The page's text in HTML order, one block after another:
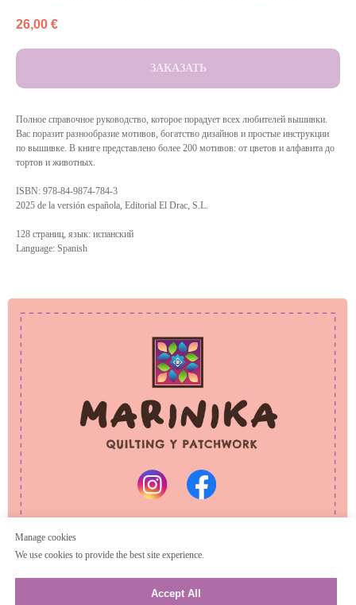
26,00 €
ЗАКАЗАТЬ
Полное справочное руководство, которое порадует всех любителей вышивки.
Вас поразит разнообразие мотивов, богатство дизайнов и простые инструкции
по вышивке. В книге представлено более 200 мотивов: от цветов и алфавита до
тортов и животных.
ISBN: 978-84-9874-784-3
2025 de la versión española, Editorial El Drac, S.L.
128 страниц, язык: испанский
Language: Spanish
Manage cookies
We use cookies to provide the best site experience.
Accept All
REFUND POLICY
© 2025 Marinika
All rights reserved